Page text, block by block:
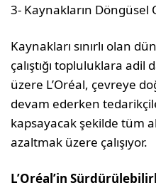
3- Kaynakların Döngüsel
Kaynakları sınırlı olan
çalıştığı topluluklara
üzere L’Oréal, çevreye
devam ederken
kapsayacak şekilde tüm
azaltmak üzere çalışıyor.
L’Oréal’in